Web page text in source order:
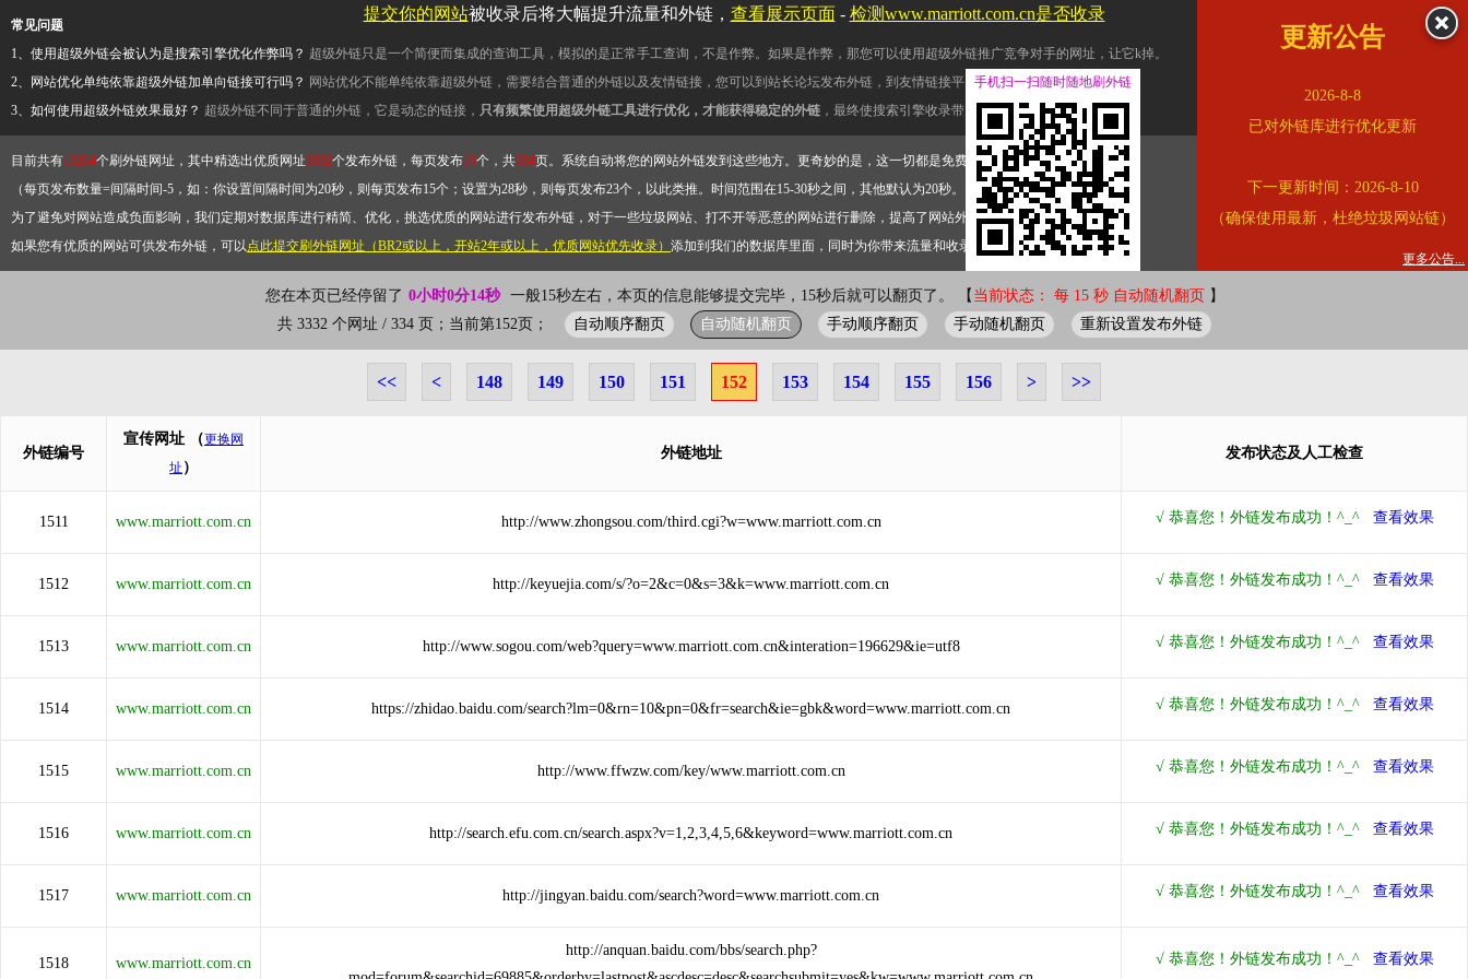
常见问题
1、使用超级外链会被认为是搜索引擎优化作弊吗？ 超级外链只是一个简便而集成的查询工具，模拟的是正常手工查询，不是作弊。如果是作弊，那您可以使用超级外链推广竞争对手的网址，让它k掉。
2、网站优化单纯依靠超级外链加单向链接可行吗？ 网站优化不能单纯依靠超级外链，需要结合普通的外链以及友情链接，您可以到站长论坛发布外链，到友情链接平台交换友情链接。
3、如何使用超级外链效果最好？ 超级外链不同于普通的外链，它是动态的链接， 只有频繁使用超级外链工具进行优化，才能获得稳定的外链 ，最终使搜索引擎收录带网址的查询页面。
目前共有13264个刷外链网址，其中精选出优质网址3332个发布外链，每页发布10个，共334页。系统自动将您的网站外链发到这些地方。更奇妙的是，这一切都是免费的。
（每页发布数量=间隔时间-5，如：你设置间隔时间为20秒，则每页发布15个；设置为28秒，则每页发布23个，以此类推。时间范围在15-30秒之间，其他默认为20秒。）
为了避免对网站造成负面影响，我们定期对数据库进行精简、优化，挑选优质的网站进行发布外链，对于一些垃圾网站、打不开等恶意的网站进行删除，提高了网站外链的质量。
如果您有优质的网站可供发布外链，可以点此提交刷外链网址（BR2或以上，开站2年或以上，优质网站优先收录） 添加到我们的数据库里面，同时为你带来流量和收录。 错误外链纠正
您在本页已经停留了 0小时0分14秒 一般15秒左右，本页的信息能够提交完毕，15秒后就可以翻页了。 【 当前状态： 每 15 秒 自动随机翻页 】
共 3332 个网址 / 334 页；当前第152页；
自动顺序翻页 自动随机翻页 手动顺序翻页 手动随机翻页 重新设置发布外链
<< < 148 149 150 151 152 153 154 155 156 > >>
外链编号
宣传网址 （更换网
址 ）
外链地址 发布状态及人工检查
1511 www.marriott.com.cn http://www.zhongsou.com/third.cgi?w=www.marriott.com.cn
1512 www.marriott.com.cn http://keyuejia.com/s/?o=2&c=0&s=3&k=www.marriott.com.cn
1513 www.marriott.com.cn http://www.sogou.com/web?query=www.marriott.com.cn&interation=196629&ie=utf8
1514 www.marriott.com.cn https://zhidao.baidu.com/search?lm=0&rn=10&pn=0&fr=search&ie=gbk&word=www.marriott.com.cn
1515 www.marriott.com.cn http://www.ffwzw.com/key/www.marriott.com.cn
1516 www.marriott.com.cn http://search.efu.com.cn/search.aspx?v=1,2,3,4,5,6&keyword=www.marriott.com.cn
1517 www.marriott.com.cn http://jingyan.baidu.com/search?word=www.marriott.com.cn
1518 www.marriott.com.cn
http://anquan.baidu.com/bbs/search.php?
提交你的网站被收录后将大幅提升流量和外链， 查看展示页面- 检测www.marriott.com.cn是否收录
更新公告
2026-8-8
已对外链库进行优化更新
下一更新时间：2026-8-10
（确保使用最新，杜绝垃圾网站链）
更多公告...
手机扫一扫随时随地刷外链